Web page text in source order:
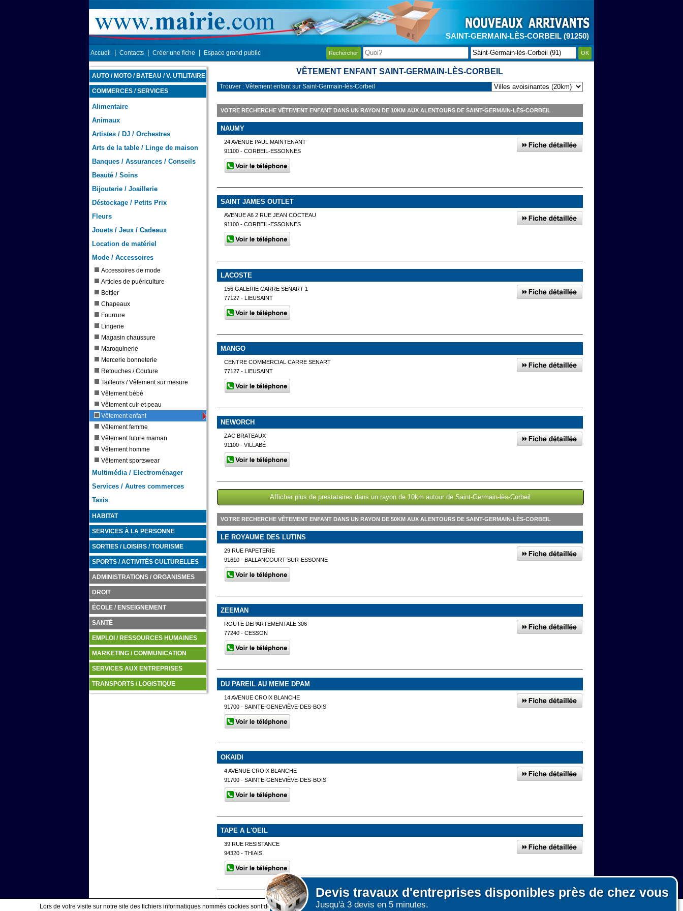
SAINT-GERMAIN-LÈS-CORBEIL (91250)
Accueil Contacts Créer une fiche Espace grand public Rechercher OK
AUTO / MOTO / BATEAU / V. UTILITAIRE
COMMERCES / SERVICES
Alimentaire
Animaux
Artistes / DJ / Orchestres
Arts de la table / Linge de maison
Banques / Assurances / Conseils
Beauté / Soins
Bijouterie / Joaillerie
Déstockage / Petits Prix
Fleurs
Jouets / Jeux / Cadeaux
Location de matériel
Mode / Accessoires
Accessoires de mode
Articles de puériculture
Bottier
Chapeaux
Fourrure
Lingerie
Magasin chaussure
Maroquinerie
Mercerie bonneterie
Retouches / Couture
Tailleurs / Vêtement sur mesure
Vêtement bébé
Vêtement cuir et peau
Vêtement enfant
Vêtement femme
Vêtement future maman
Vêtement homme
Vêtement sportswear
Multimédia / Electroménager
Services / Autres commerces
Taxis
HABITAT
SERVICES À LA PERSONNE
SORTIES / LOISIRS / TOURISME
SPORTS / ACTIVITÉS CULTURELLES
ADMINISTRATIONS / ORGANISMES
DROIT
ÉCOLE / ENSEIGNEMENT
SANTÉ
EMPLOI / RESSOURCES HUMAINES
MARKETING / COMMUNICATION
SERVICES AUX ENTREPRISES
TRANSPORTS / LOGISTIQUE
VÊTEMENT ENFANT SAINT-GERMAIN-LÈS-CORBEIL
Devis travaux d'entreprises disponibles près de chez vous
Jusqu'à 3 devis en 5 minutes.
Trouver : Vêtement enfant sur Saint-Germain-lès-Corbeil
VOTRE RECHERCHE VÊTEMENT ENFANT DANS UN RAYON DE 10KM AUX ALENTOURS DE SAINT-GERMAIN-LÈS-CORBEIL
NAUMY
24 AVENUE PAUL MAINTENANT
91100 - CORBEIL-ESSONNES
SAINT JAMES OUTLET
AVENUE A6 2 RUE JEAN COCTEAU
91100 - CORBEIL-ESSONNES
LACOSTE
156 GALERIE CARRE SENART 1
77127 - LIEUSAINT
MANGO
CENTRE COMMERCIAL CARRE SENART
77127 - LIEUSAINT
NEWORCH
ZAC BRATEAUX
91100 - VILLABÉ
Afficher plus de prestataires dans un rayon de 10km autour de Saint-Germain-lès-Corbeil
VOTRE RECHERCHE VÊTEMENT ENFANT DANS UN RAYON DE 50KM AUX ALENTOURS DE SAINT-GERMAIN-LÈS-CORBEIL
LE ROYAUME DES LUTINS
29 RUE PAPETERIE
91610 - BALLANCOURT-SUR-ESSONNE
ZEEMAN
ROUTE DEPARTEMENTALE 306
77240 - CESSON
DU PAREIL AU MEME DPAM
14 AVENUE CROIX BLANCHE
91700 - SAINTE-GENEVIÈVE-DES-BOIS
OKAIDI
4 AVENUE CROIX BLANCHE
91700 - SAINTE-GENEVIÈVE-DES-BOIS
TAPE A L'OEIL
39 RUE RESISTANCE
94320 - THIAIS
Afficher plus de prestataires dans un rayon de 50km autour de Saint-Germain-lès-Corbeil
Lors de votre visite sur notre site des fichiers informatiques nommés cookies sont déposés sur votre terminal. Ces cookies sont utilisés pour la navigation, le fonctionnement du site et les mesures d'audience pour l'éditeur.